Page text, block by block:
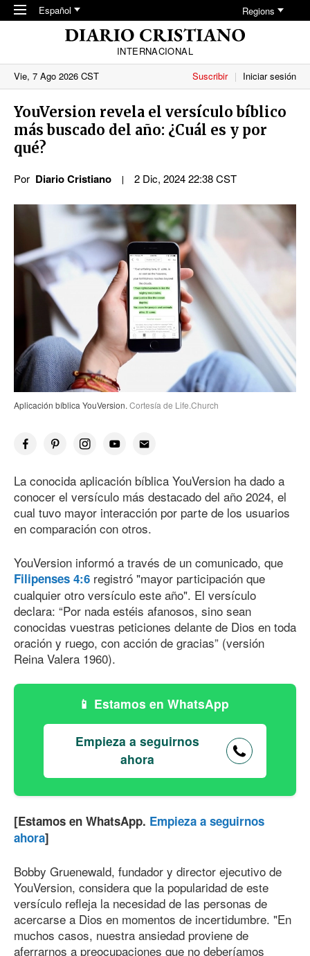
Skip to main content
Español Regions
INTERNACIONAL
Vie, 7 Ago 2026 CST
Suscribir Iniciar sesión
YouVersion revela el versículo bíblico
más buscado del año: ¿Cuál es y por
qué?
Por Diario Cristiano 2 Dic, 2024 22:38 CST
Aplicación bíblica YouVersion.Cortesía de Life.Church
La conocida aplicación bíblica YouVersion ha dado a
conocer el versículo más destacado del año 2024, el
cual tuvo mayor interacción por parte de los usuarios
en comparación con otros.
YouVersion informó a través de un comunicado, que
Filipenses 4:6 registró "mayor participación que
cualquier otro versículo este año". El versículo
declara: “Por nada estéis afanosos, sino sean
conocidas vuestras peticiones delante de Dios en toda
oración y ruego, con acción de gracias” (versión
Reina Valera 1960).
Estamos en WhatsApp
Empieza a seguirnos
ahora
[Estamos en WhatsApp. Empieza a seguirnos
ahora]
Bobby Gruenewald, fundador y director ejecutivo de
YouVersion, considera que la popularidad de este
versículo refleja la necesidad de las personas de
acercarse a Dios en momentos de incertidumbre. "En
muchos casos, nuestra ansiedad proviene de
aferrarnos a preocupaciones que no deberíamos